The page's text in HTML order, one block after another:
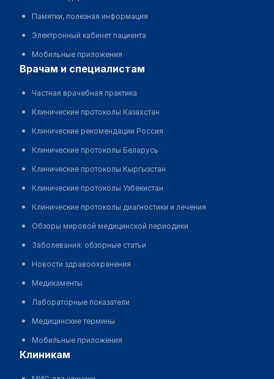
Памятки, полезная информация
Электронный кабинет пациента
Мобильные приложения
врачам и специалистам
Частная врачебная практика
Клинические протоколы Казахстан
Клинические рекомендации Россия
Клинические протоколы Беларусь
Клинические протоколы Кыргызстан
Клинические протоколы Узбекистан
Клинические протоколы диагностики и лечения
Обзоры мировой медицинской периодики
Заболевания: обзорные статьи
Новости здравоохранения
Медикаменты
Лабораторные показатели
Медицинские термины
Мобильные приложения
клиникам